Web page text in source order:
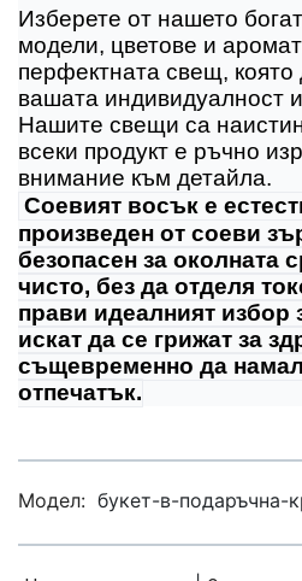
Изберете от нашето
модели, цветове и
перфектната свещ, която
вашата индивидуалност
Нашите свещи са
всеки продукт е ръчно
внимание към детайла.
Соевият восък е
произведен от соеви
безопасен за околната
чисто, без да отделя
прави идеалният избор
искат да се грижат за
същевременно да
отпечатък.
Модел: букет-в-подаръчна-